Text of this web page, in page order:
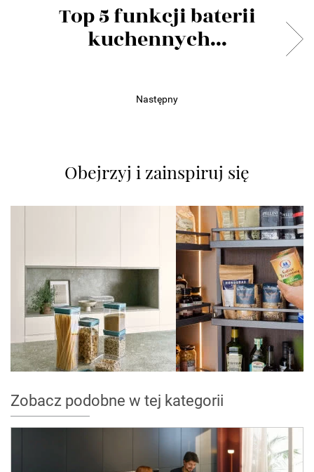
Top 5 funkcji baterii
kuchennych...
Następny
Obejrzyj i zainspiruj się
Zobacz podobne w tej kategorii